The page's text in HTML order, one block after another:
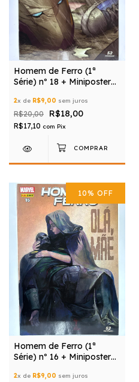
Homem de Ferro (1ª
Série) nº 18 + Miniposter
2x de R$9,00 sem juros
R$20,00 R$18,00
R$17,10 com Pix
10% OFF
Homem de Ferro (1ª
Série) nº 16 + Miniposter
2x de R$9,00 sem juros